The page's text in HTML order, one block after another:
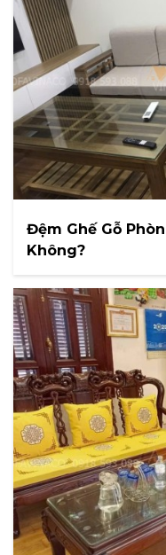
Đệm Ghế Gỗ
Không?